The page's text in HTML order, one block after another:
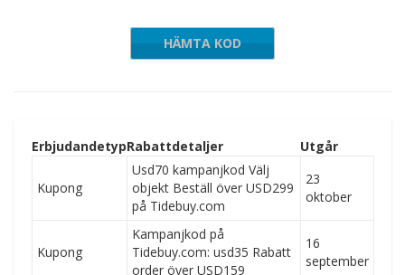
er $289
HÄMTA KOD
ErbjudandetypRabattdetaljer Utgår
Kupong
Usd70 kampanjkod Välj
objekt Beställ över USD299
på Tidebuy.com
23
oktober
Kupong
Kampanjkod på
Tidebuy.com: usd35 Rabatt
order över USD159
16
september